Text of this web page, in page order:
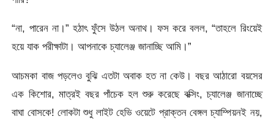
“না, পারেন না।” হঠাৎ ফুঁসে উঠল অনাথ। ফস করে বলল, “তাহলে রিংয়েই
হয়ে যাক পরীক্ষাটা। আপনাকে চ্যালেঞ্জ জানাচ্ছি আমি।”
আচমকা বাজ পড়লেও বুঝি এতটা অবাক হত না কেউ। বছর আঠারো বয়সের
এক কিশোর, মাত্রই বছর পাঁচেক হল শুরু করেছে বক্সিং, চ্যালেঞ্জ জানাচ্ছে
বাঘা বোসকে! লোকটা শুধু লাইট হেভি ওয়েটে প্রাক্তন বেঙ্গল চ্যাম্পিয়নই নয়,